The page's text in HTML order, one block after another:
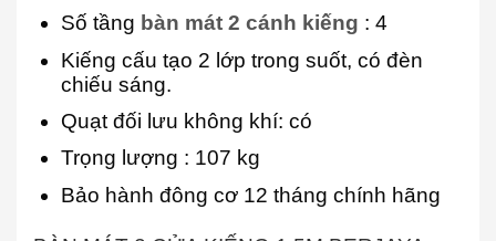
Số tầng bàn mát 2 cánh kiếng : 4
Kiếng cấu tạo 2 lớp trong suốt, có đèn
chiếu sáng.
Quạt đối lưu không khí: có
Trọng lượng : 107 kg
Bảo hành đông cơ 12 tháng chính hãng